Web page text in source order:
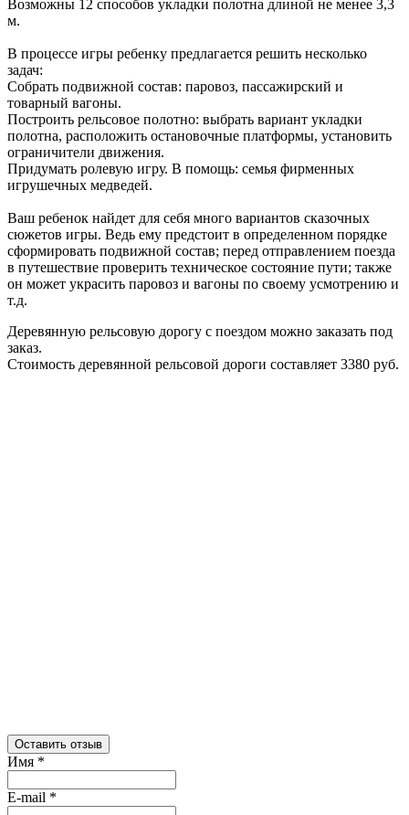
Возможны 12 способов укладки полотна длиной не менее 3,3
м.
В процессе игры ребенку предлагается решить несколько
задач:
Собрать подвижной состав: паровоз, пассажирский и
товарный вагоны.
Построить рельсовое полотно: выбрать вариант укладки
полотна, расположить остановочные платформы, установить
ограничители движения.
Придумать ролевую игру. В помощь: семья фирменных
игрушечных медведей.
Ваш ребенок найдет для себя много вариантов сказочных
сюжетов игры. Ведь ему предстоит в определенном порядке
сформировать подвижной состав; перед отправлением поезда
в путешествие проверить техническое состояние пути; также
он может украсить паровоз и вагоны по своему усмотрению и
т.д.
Деревянную рельсовую дорогу с поездом можно заказать под
заказ.
Стоимость деревянной рельсовой дороги составляет 3380 руб.
Оставить отзыв
Имя *
E-mail *